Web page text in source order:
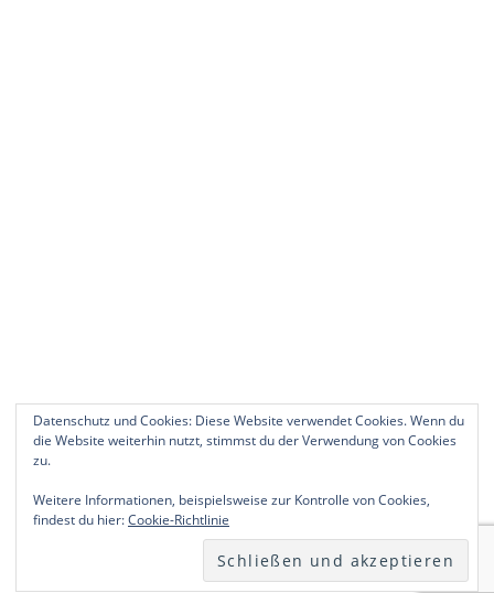
Datenschutz und Cookies: Diese Website verwendet Cookies. Wenn du
die Website weiterhin nutzt, stimmst du der Verwendung von Cookies
zu.
Weitere Informationen, beispielsweise zur Kontrolle von Cookies,
findest du hier:Cookie-Richtlinie